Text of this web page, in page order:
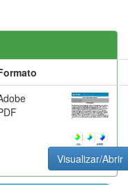
Visualizar/Abrir